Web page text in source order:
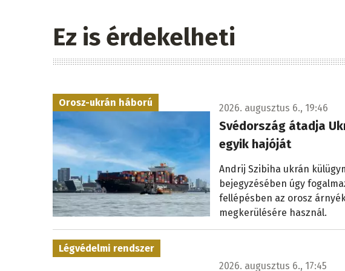
Ez is érdekelheti
Orosz-ukrán háború 2026. augusztus 6., 19:46
Svédország átadja
egyik hajóját
Andrij Szibiha ukrán
bejegyzésében úgy
fellépésben az orosz
megkerülésére használ.
Légvédelmi rendszer
2026. augusztus 6., 17:45